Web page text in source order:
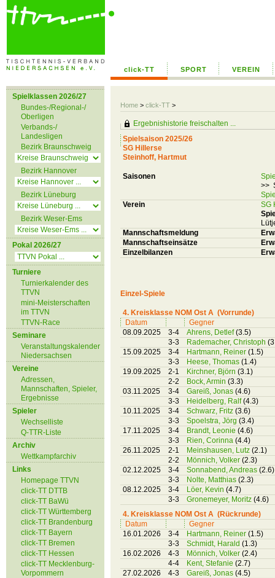
click-TT SPORT VEREIN
Home > click-TT >
Spielklassen 2026/27
Bundes-/Regional-/
Oberligen
Verbands-/
Landesligen
Bezirk Braunschweig
Bezirk Hannover
Bezirk Lüneburg
Bezirk Weser-Ems
Pokal 2026/27
Turniere
Turnierkalender des
TTVN
mini-Meisterschaften
im TTVN
TTVN-Race
Seminare
Veranstaltungskalender
Niedersachsen
Vereine
Adressen,
Mannschaften, Spieler,
Ergebnisse
Spieler
Wechselliste
Q-TTR-Liste
Archiv
Wettkampfarchiv
Links
Homepage TTVN
click-TT DTTB
click-TT BaWü
click-TT Württemberg
click-TT Brandenburg
click-TT Bayern
click-TT Bremen
click-TT Hessen
click-TT Mecklenburg-
Vorpommern
Ergebnishistorie freischalten ...
Spielsaison 2025/26
SG Hillerse
Steinhoff, Hartmut
Saisonen
>>
Verein
SG
Mannschaftsmeldung
Mannschaftseinsätze
Einzelbilanzen
Einzel-Spiele
4. Kreisklasse NOM Ost A (Vorrunde)
Datum
Gegner
08.09.2025
3-4 Ahrens, Detlef(3.5)
3-3
Rademacher, Christoph
15.09.2025
3-4 Hartmann, Reiner (1.5)
3-3
Heese, Thomas (1.4)
19.09.2025
2-1 Kirchner, Björn (3.1)
2-2
Bock, Armin (3.3)
03.11.2025
3-4 Gareiß, Jonas (4.6)
3-3
Heidelberg, Ralf(4.3)
10.11.2025
3-4 Schwarz, Fritz (3.6)
3-3
Spoelstra, Jörg (3.4)
17.11.2025
3-4 Brandt, Leonie (4.6)
3-3
Rien, Corinna (4.4)
26.11.2025
2-1 Meinshausen, Lutz (2.1)
2-2
Mönnich, Volker (2.3)
02.12.2025
3-4 Sonnabend, Andreas (2.6)
3-3
Nolte, Matthias (2.3)
08.12.2025
3-4 Löer, Kevin (4.7)
3-3
Gronemeyer, Moritz (4.6)
4. Kreisklasse NOM Ost A (Rückrunde)
Datum
Gegner
16.01.2026
3-4 Hartmann, Reiner (1.5)
3-3
Schmidt, Harald (1.3)
16.02.2026
4-3 Mönnich, Volker (2.4)
4-4
Kent, Stefanie (2.7)
27.02.2026
4-3 Gareiß, Jonas (4.5)